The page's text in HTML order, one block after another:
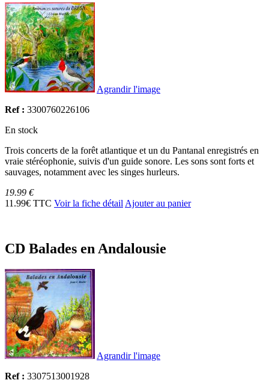
Agrandir l'image
Ref : 3300760226106
En stock
Trois concerts de la forêt atlantique et un du Pantanal enregistrés en
vraie stéréophonie, suivis d'un guide sonore. Les sons sont forts et
sauvages, notamment avec les singes hurleurs.
19.99 €
11.99€ TTC Voir la fiche détail Ajouter au panier
CD Balades en Andalousie
Agrandir l'image
Ref : 3307513001928